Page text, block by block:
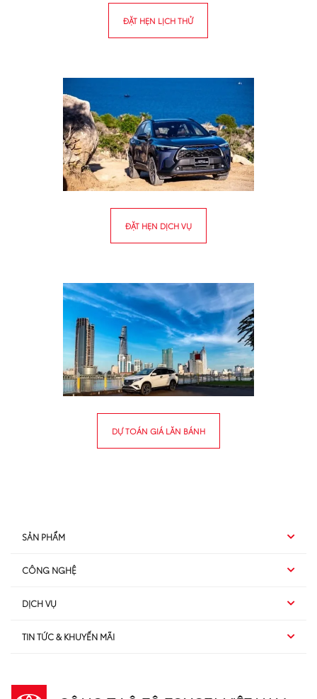
ĐẶT HẸN LỊCH THỬ
ĐẶT HẸN DỊCH VỤ
DỰ TOÁN GIÁ LĂN BÁNH
SẢN PHẨM
Hybrid EV
SUV
Sedan
CÔNG NGHỆ
Hybrid
TSS
DỊCH VỤ
Dịch vụ sau bán hàng
TIN TỨC & KHUYẾN MÃI